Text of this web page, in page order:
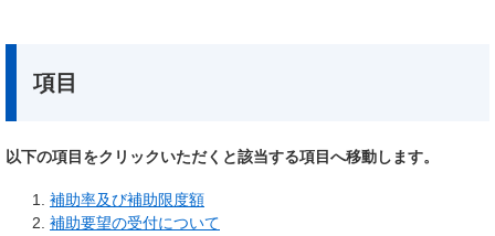
項目
以下の項目をクリックいただくと該当する項目へ移動します。
補助率及び補助限度額
補助要望の受付について